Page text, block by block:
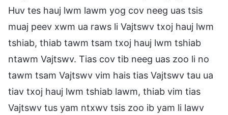
Huv tes hauj lwm lawm yog cov neeg uas tsis
muaj peev xwm ua raws li Vajtswv txoj hauj lwm
tshiab, thiab tawm tsam txoj hauj lwm tshiab
ntawm Vajtswv. Tias cov tib neeg uas zoo li no
tawm tsam Vajtswv vim hais tias Vajtswv tau ua
tiav txoj hauj lwm tshiab lawm, thiab vim tias
Vajtswv tus yam ntxwv tsis zoo ib yam li lawv